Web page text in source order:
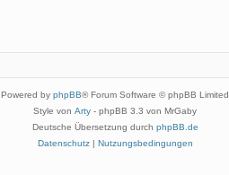
Powered by phpBB® Forum Software © phpBB Limited
Style von Arty - phpBB 3.3 von MrGaby
Deutsche Übersetzung durch phpBB.de
Datenschutz| Nutzungsbedingungen